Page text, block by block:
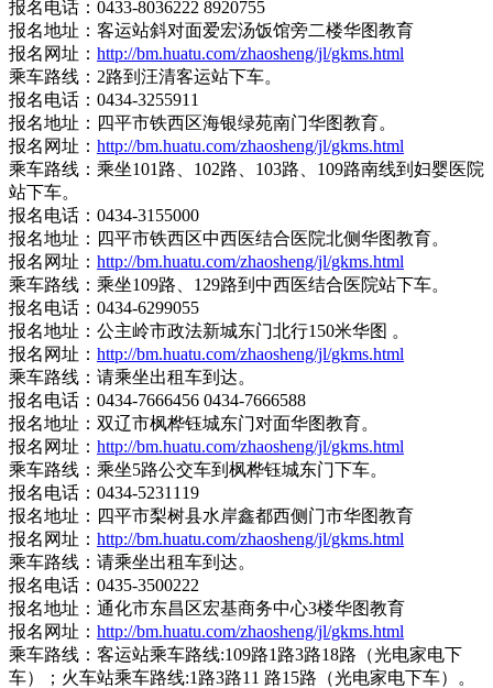
报名电话：0433-8036222 8920755
报名地址：客运站斜对面爱宏汤饭馆旁二楼华图教育
报名网址： http://bm.huatu.com/zhaosheng/jl/gkms.html
乘车路线：2路到汪清客运站下车。
报名电话：0434-3255911
报名地址：四平市铁西区海银绿苑南门华图教育。
报名网址： http://bm.huatu.com/zhaosheng/jl/gkms.html
乘车路线：乘坐101路、102路、103路、109路南线到妇婴医院
站下车。
报名电话：0434-3155000
报名地址：四平市铁西区中西医结合医院北侧华图教育。
报名网址： http://bm.huatu.com/zhaosheng/jl/gkms.html
乘车路线：乘坐109路、129路到中西医结合医院站下车。
报名电话：0434-6299055
报名地址：公主岭市政法新城东门北行150米华图 。
报名网址： http://bm.huatu.com/zhaosheng/jl/gkms.html
乘车路线：请乘坐出租车到达。
报名电话：0434-7666456 0434-7666588
报名地址：双辽市枫桦钰城东门对面华图教育。
报名网址： http://bm.huatu.com/zhaosheng/jl/gkms.html
乘车路线：乘坐5路公交车到枫桦钰城东门下车。
报名电话：0434-5231119
报名地址：四平市梨树县水岸鑫都西侧门市华图教育
报名网址： http://bm.huatu.com/zhaosheng/jl/gkms.html
乘车路线：请乘坐出租车到达。
报名电话：0435-3500222
报名地址：通化市东昌区宏基商务中心3楼华图教育
报名网址： http://bm.huatu.com/zhaosheng/jl/gkms.html
乘车路线：客运站乘车路线:109路1路3路18路（光电家电下
车）；火车站乘车路线:1路3路11 路15路（光电家电下车）。